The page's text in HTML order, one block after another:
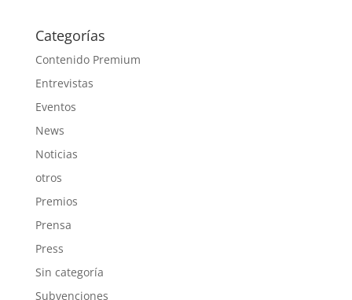
Categorías
Contenido Premium
Entrevistas
Eventos
News
Noticias
otros
Premios
Prensa
Press
Sin categoría
Subvenciones